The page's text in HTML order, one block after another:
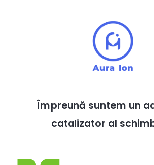
Împreună suntem un
catalizator al